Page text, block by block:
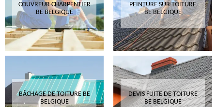
COUVREUR CHARPENTIER
BE BELGIQUE
PEINTURE SUR TOITURE
BE BELGIQUE
BÂCHAGE DE TOITURE BE
BELGIQUE
DEVIS FUITE DE TOITURE
BE BELGIQUE